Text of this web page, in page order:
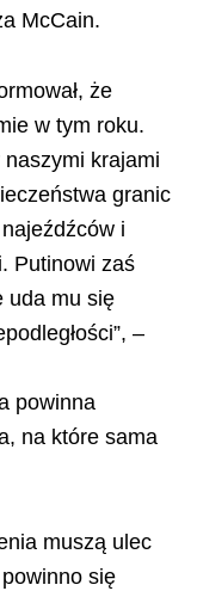
McCain.
że
w tym roku.
naszymi krajami
granic
i
Putinowi zaś
uda mu się
–
powinna
na które sama
muszą ulec
się